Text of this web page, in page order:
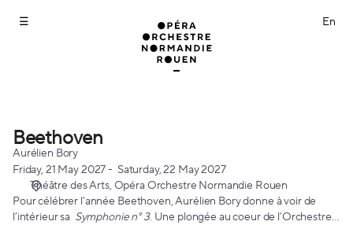
selection
Rouen
Beethoven
Beethoven
Aurélien Bory
Friday, 21 May 2027
Saturday, 22 May 2027
Théâtre des Arts Opéra Orchestre Normandie Rouen
Pour célébrer l’année Beethoven, Aurélien Bory donne à voir de
l’intérieur sa Symphonie n° 3. Une plongée au coeur de l’Orchestre,